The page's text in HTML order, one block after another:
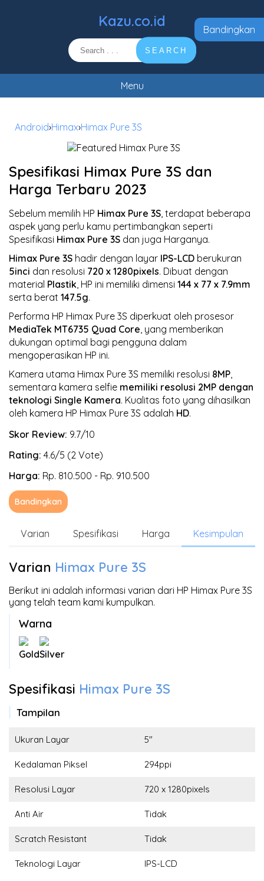
Kazu.co.id
SEARCH
Menu
Android›Himax›Himax Pure 3S
Spesifikasi Himax Pure 3S dan
Harga Terbaru 2023
Sebelum memilih HP Himax Pure 3S, terdapat beberapa
aspek yang perlu kamu pertimbangkan seperti
Spesifikasi Himax Pure 3S dan juga Harganya.
Himax Pure 3S hadir dengan layar IPS-LCD berukuran
5inci dan resolusi 720 x 1280pixels. Dibuat dengan
material Plastik, HP ini memiliki dimensi 144 x 77 x 7.9mm
serta berat 147.5g.
Performa HP Himax Pure 3S diperkuat oleh prosesor
MediaTek MT6735 Quad Core, yang memberikan
dukungan optimal bagi pengguna dalam
mengoperasikan HP ini.
Kamera utama Himax Pure 3S memiliki resolusi 8MP,
sementara kamera selfie memiliki resolusi 2MP dengan
teknologi Single Kamera. Kualitas foto yang dihasilkan
oleh kamera HP Himax Pure 3S adalah HD.
Skor Review: 9.7/10
Rating: 4.6/5 (2 Vote)
Harga: Rp. 810.500 - Rp. 910.500
Bandingkan
Varian Spesifikasi Harga Kesimpulan
Varian Himax Pure 3S
Berikut ini adalah informasi varian dari HP Himax Pure 3S
yang telah team kami kumpulkan.
Warna
GoldSilver
Spesifikasi Himax Pure 3S
Tampilan
Ukuran Layar 5"
Kedalaman Piksel 294ppi
Resolusi Layar 720 x 1280pixels
Anti Air Tidak
Scratch Resistant Tidak
Teknologi Layar IPS-LCD
Bandingkan